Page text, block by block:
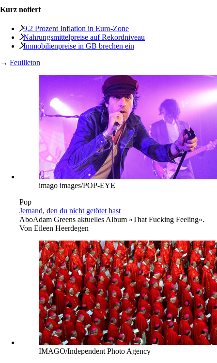
Kurz notiert
9,2 Prozent Inflation in Euro-Zone
Nahrungsmittelpreise auf Rekordniveau
Immobilienpreise in GB brechen ein
→ Feuilleton
imago images/POP-EYE
Pop
Jemand, den du nicht getötet hast
AboAdam Greens aktuelles Album »That Fucking Feeling«.
Von Eileen Heerdegen
IMAGO/Independent Photo Agency